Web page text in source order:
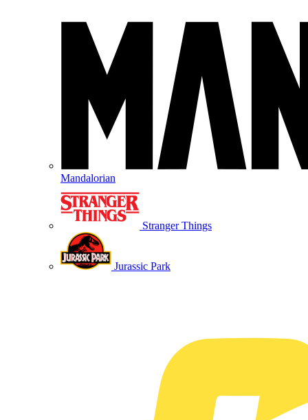
Mandalorian
Stranger Things
Jurassic Park